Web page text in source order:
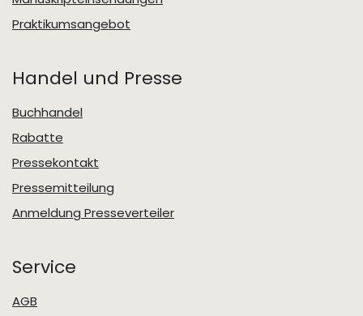
Praktikumsangebot
Handel und Presse
Buchhandel
Rabatte
Pressekontakt
Pressemitteilung
Anmeldung Presseverteiler
Service
AGB